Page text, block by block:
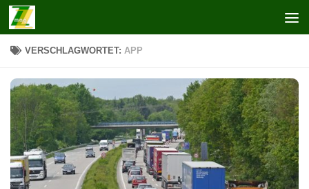
Zum Inhalt springen
VERSCHLAGWORTET:APP